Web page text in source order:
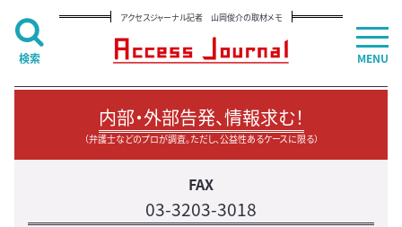
アクセスジャーナル記者 山岡俊介の取材メモ
内部・外部告発、情報求む！
（弁護士などのプロが調査。ただし、公益性あるケースに限る）
FAX
03-3203-3018
MENU
検索